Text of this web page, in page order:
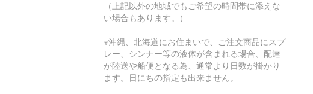
（上記以外の地域でもご希望の時間帯に添えな
い場合もあります。）
※沖縄、北海道にお住まいで、ご注文商品にスプ
レー、シンナー等の液体が含まれる場合、配達
が陸送や船便となる為、通常より日数が掛かり
ます。日にちの指定も出来ません。